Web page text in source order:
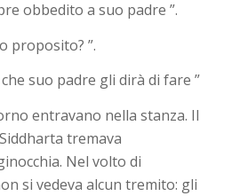
obbedito a suo padre ”.
proposito? ”.
suo padre gli dirà di fare ”
entravano nella stanza. Il
tremava
Nel volto di
si vedeva alcun tremito: gli